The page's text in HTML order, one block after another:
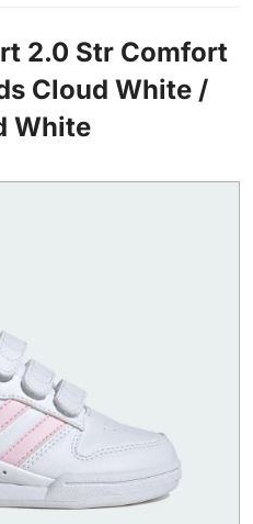
2.0 Str Comfort
Cloud White /
White